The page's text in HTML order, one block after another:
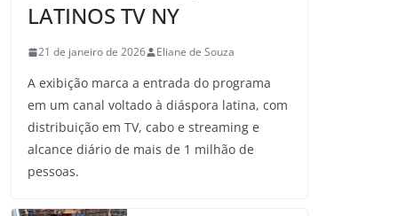
LATINOS TV NY
21 de janeiro de 2026 Eliane de Souza
A exibição marca a entrada do programa
em um canal voltado à diáspora latina, com
distribuição em TV, cabo e streaming e
alcance diário de mais de 1 milhão de
pessoas.